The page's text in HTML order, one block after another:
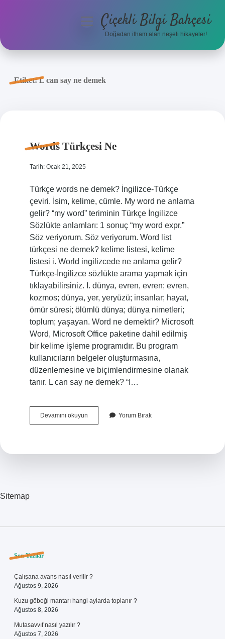
Anasayfa
menüyüÇiçekli Bilgi Bahçesi
Doğadan ilham alan neşeli hikayeler!
Etiket:L can say ne demek
Words Türkçesi Ne
Tarih: Ocak 21, 2025
Türkçe words ne demek? İngilizce-Türkçe
çeviri. İsim, kelime, cümle. My word ne anlama
gelir? “my word” teriminin Türkçe İngilizce
Sözlükte anlamları: 1 sonuç “my word expr.”
Söz veriyorum. Söz veriyorum. Word list
türkçesi ne demek? kelime listesi, kelime
listesi i. World ingilizcede ne anlama gelir?
Türkçe-İngilizce sözlükte arama yapmak için
tıklayabilirsiniz. I. dünya, evren, evren; evren,
kozmos; dünya, yer, yeryüzü; insanlar; hayat,
ömür süresi; ölümlü dünya; dünya nimetleri;
toplum; yaşayan. Word ne demektir? Microsoft
Word, Microsoft Office paketine dahil edilmiş
bir kelime işleme programıdır. Bu program
kullanıcıların belgeler oluşturmasına,
düzenlemesine ve biçimlendirmesine olanak
tanır. L can say ne demek? “I…
Devamını okuyunWords
Türkçesi
Yorum Bırak
Sitemap
Sidebar
Son Yazılar
Çalışana avans nasıl verilir ?
Ağustos 9, 2026
Kuzu göbeği mantarı hangi aylarda toplanır ?
Ağustos 8, 2026
Mutasavvıf nasıl yazılır ?
Ağustos 7, 2026